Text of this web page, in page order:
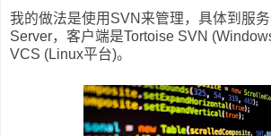
我的做法是使用SVN来管理，具体到服
Server，客户端是Tortoise SVN
VCS (Linux平台)。